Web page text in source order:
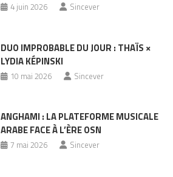
4 juin 2026 Sincever
DUO IMPROBABLE DU JOUR : THAÏS ×
LYDIA KÉPINSKI
10 mai 2026 Sincever
ANGHAMI : LA PLATEFORME MUSICALE
ARABE FACE À L’ÈRE OSN
7 mai 2026 Sincever